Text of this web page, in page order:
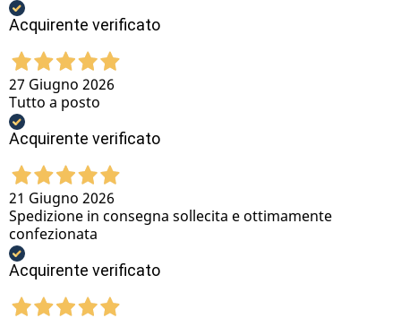
Acquirente verificato
27 Giugno 2026
Tutto a posto
Acquirente verificato
21 Giugno 2026
Spedizione in consegna sollecita e ottimamente
confezionata
Acquirente verificato